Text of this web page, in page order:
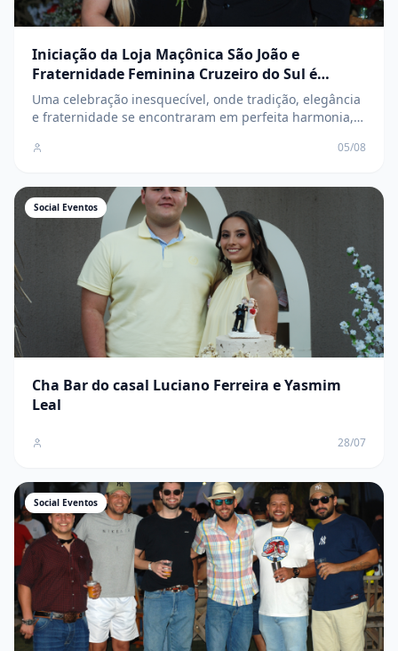
Iniciação da Loja Maçônica São João e
Fraternidade Feminina Cruzeiro do Sul é
marcada por elegância, tradição e
confraternização
Uma celebração inesquecível, onde tradição, elegância
e fraternidade se encontraram em perfeita harmonia,
caminhada para os novos membros
05/08
Social Eventos
Cha Bar do casal Luciano Ferreira e Yasmim
Leal
28/07
Social Eventos